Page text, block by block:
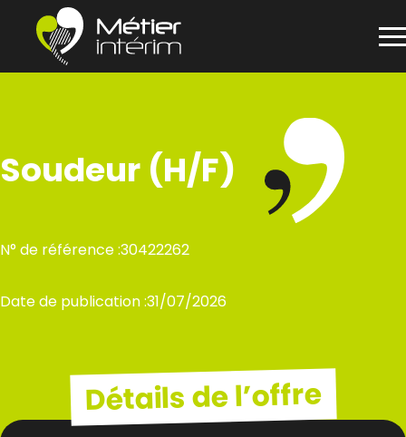
Soudeur (H/F)
N° de référence :30422262
Date de publication :31/07/2026
Détails de l’offre
Panneau de gestion des cookies